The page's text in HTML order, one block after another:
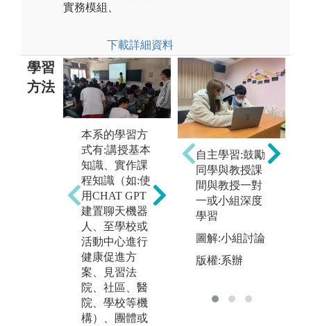
實務模組、
下載詳細資料
學習
方法
本系的學習方
式有:講授基本
知識、實作課
程知識（如:使
用CHAT GPT
建置聊天機器
人、至學校或
活動中心進行
健康促進方
案、見習法
院、社區、醫
院、學校等機
構）、團體或
合作學習法：
學生自組或者
老師編派成小
組，在老師指
導下，合作完
成老師指定或
者學生自行確
認的議題。
自主學習:鼓勵
同學與教授課
間與教授一對
一或小組深度
學習
圖解:小組討論
版權:系辦